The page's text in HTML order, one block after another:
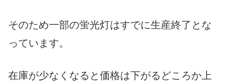
そのため一部の蛍光灯はすでに生産終了とな
っています。
在庫が少なくなると価格は下がるどころか上